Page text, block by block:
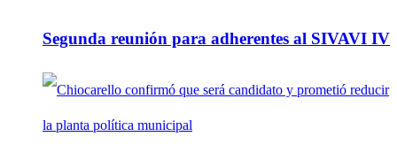
Segunda reunión para adherentes al SIVAVI IV